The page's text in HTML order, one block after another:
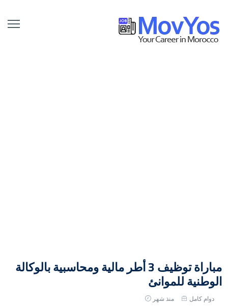
مباراة توظيف 3 أطر مالية ومحاسبية بالوكالة
الوطنية للموانئ
دوام كامل منذ شهر